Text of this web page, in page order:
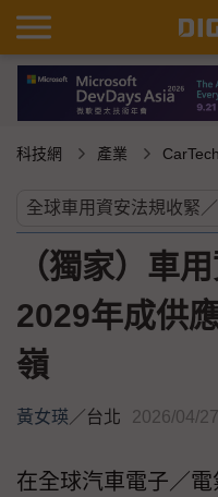
科技網 產業
（獨家）車
2029年成供
嶺
黃女瑛／台北 2026/04/27
在全球汽車電子／